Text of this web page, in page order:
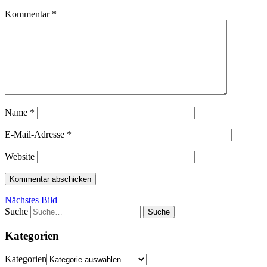
Kommentar *
Name *
E-Mail-Adresse *
Website
Nächstes Bild
Suche
Kategorien
Kategorien